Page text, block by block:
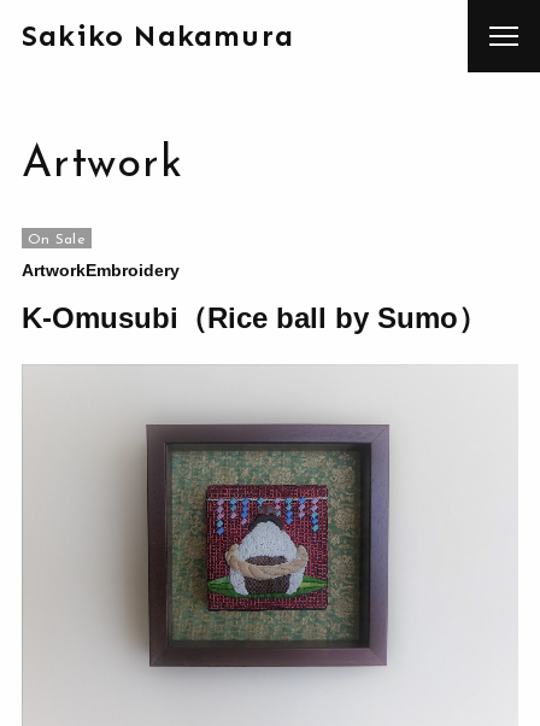
Sakiko Nakamura
Artwork
On Sale
ArtworkEmbroidery
K-Omusubi（Rice ball by Sumo）